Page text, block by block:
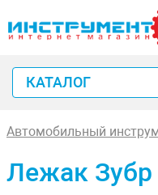
КАТАЛОГ
Автомобильный
Лежак Зубр